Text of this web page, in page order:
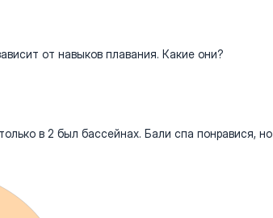
от навыков плавания. Какие они?
в 2 был бассейнах. Бали спа понравися, но